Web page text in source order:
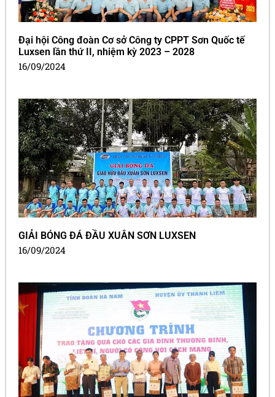
Đại hội Công đoàn Cơ sở Công ty CPPT Sơn Quốc tế
Luxsen lần thứ II, nhiệm kỳ 2023 – 2028
16/09/2024
GIẢI BÓNG ĐÁ ĐẦU XUÂN SƠN LUXSEN
16/09/2024